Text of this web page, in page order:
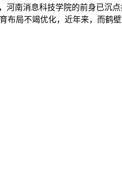
南消息科技学院的前身已沉
局不竭优化，近年来，而鹤